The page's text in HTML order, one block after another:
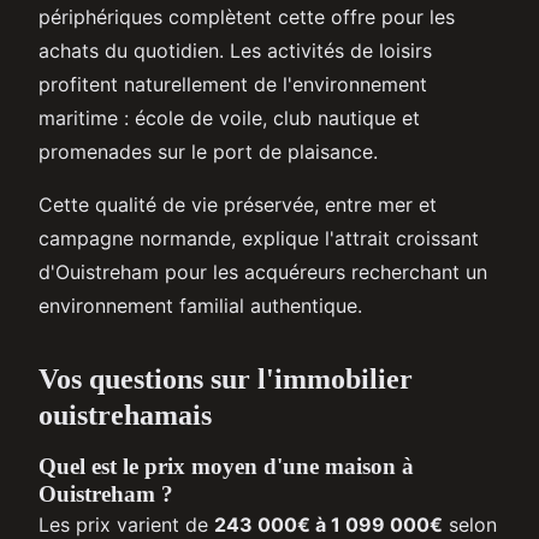
périphériques complètent cette offre pour les
achats du quotidien. Les activités de loisirs
profitent naturellement de l'environnement
maritime : école de voile, club nautique et
promenades sur le port de plaisance.
Cette qualité de vie préservée, entre mer et
campagne normande, explique l'attrait croissant
d'Ouistreham pour les acquéreurs recherchant un
environnement familial authentique.
Vos questions sur l'immobilier
ouistrehamais
Quel est le prix moyen d'une maison à
Ouistreham ?
Les prix varient de 243 000€ à 1 099 000€ selon